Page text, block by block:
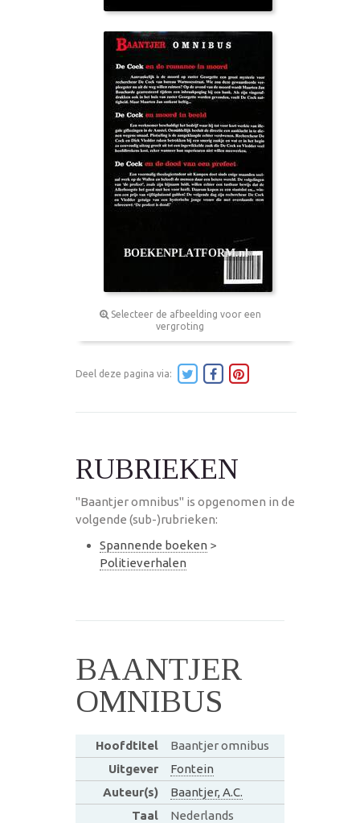
Selecteer de afbeelding voor een
vergroting
Deel deze pagina via:
RUBRIEKEN
"Baantjer omnibus" is opgenomen in de
volgende (sub-)rubrieken:
Spannende boeken >
Politieverhalen
BAANTJER
OMNIBUS
Hoofdtitel
Baantjer omnibus
Uitgever
Fontein
Auteur(s)
Baantjer, A.C.
Taal
Nederlands